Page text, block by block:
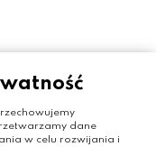
dane
w celu rozwijania i